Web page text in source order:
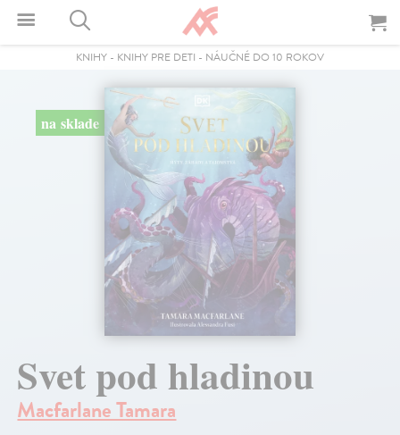
KNIHY - KNIHY PRE DETI - NÁUČNÉ DO 10 ROKOV
na sklade
Svet pod hladinou
Macfarlane Tamara